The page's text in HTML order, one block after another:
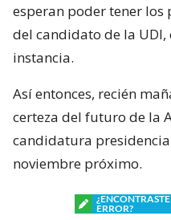
esperan poder tener los
del candidato de la
instancia.
Así entonces, recién
certeza del futuro de la
candidatura
noviembre próximo.
ERROR?